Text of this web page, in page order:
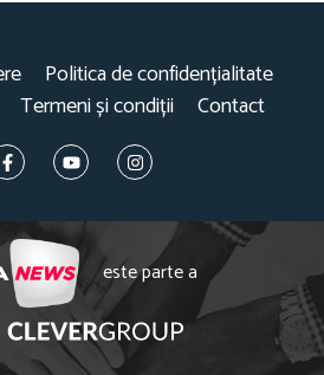
Politica de confidențialitate
Termeni și condiții Contact
este parte a